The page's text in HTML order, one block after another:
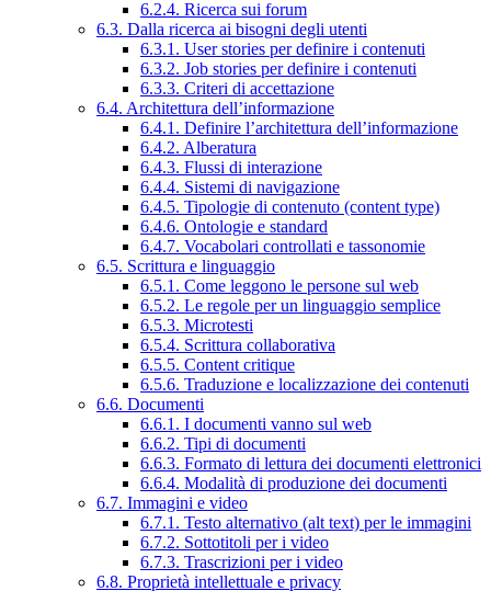
6.2.4. Ricerca sui forum
6.3. Dalla ricerca ai bisogni degli utenti
6.3.1. User stories per definire i contenuti
6.3.2. Job stories per definire i contenuti
6.3.3. Criteri di accettazione
6.4. Architettura dell’informazione
6.4.1. Definire l’architettura dell’informazione
6.4.2. Alberatura
6.4.3. Flussi di interazione
6.4.4. Sistemi di navigazione
6.4.5. Tipologie di contenuto (content type)
6.4.6. Ontologie e standard
6.4.7. Vocabolari controllati e tassonomie
6.5. Scrittura e linguaggio
6.5.1. Come leggono le persone sul web
6.5.2. Le regole per un linguaggio semplice
6.5.3. Microtesti
6.5.4. Scrittura collaborativa
6.5.5. Content critique
6.5.6. Traduzione e localizzazione dei contenuti
6.6. Documenti
6.6.1. I documenti vanno sul web
6.6.2. Tipi di documenti
6.6.3. Formato di lettura dei documenti elettronici
6.6.4. Modalità di produzione dei documenti
6.7. Immagini e video
6.7.1. Testo alternativo (alt text) per le immagini
6.7.2. Sottotitoli per i video
6.7.3. Trascrizioni per i video
6.8. Proprietà intellettuale e privacy